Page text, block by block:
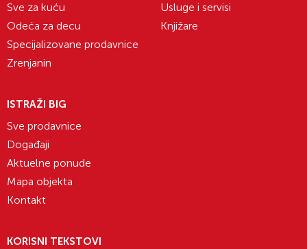
Sve za kuću
Odeća za decu
Specijalizovane prodavnice
Zrenjanin
Usluge i servisi
Knjižare
ISTRAŽI BIG
Sve prodavnice
Događaji
Aktuelne ponude
Mapa objekta
Kontakt
KORISNI TEKSTOVI